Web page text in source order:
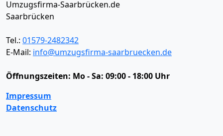
Umzugsfirma-Saarbrücken.de
Saarbrücken
Tel.: 01579-2482342
E-Mail: info@umzugsfirma-saarbruecken.de
Öffnungszeiten: Mo - Sa: 09:00 - 18:00 Uhr
Impressum
Datenschutz